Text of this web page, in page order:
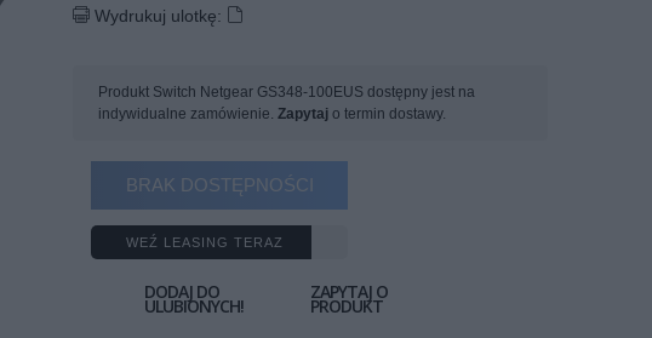
Wydrukuj ulotkę:
Produkt Switch Netgear GS348-100EUS dostępny jest na
indywidualne zamówienie. Zapytaj o termin dostawy.
BRAK DOSTĘPNOŚCI
WEŹ LEASING TERAZ
DODAJ DO
ULUBIONYCH!
ZAPYTAJ O
PRODUKT